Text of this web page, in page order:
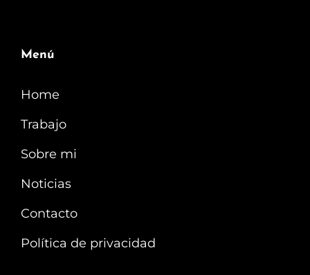
Menú
Home
Trabajo
Sobre mi
Noticias
Contacto
Política de privacidad